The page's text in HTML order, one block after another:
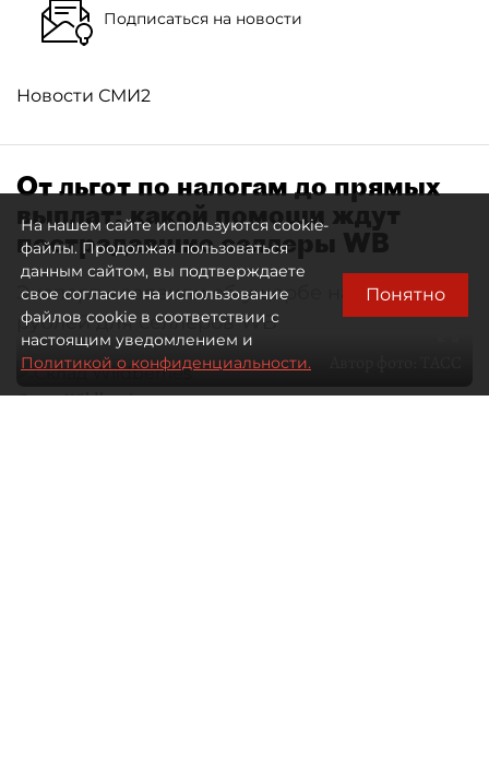
Подписаться на новости
Новости СМИ2
От льгот по налогам до прямых
выплат: какой помощи ждут
пострадавшие селлеры WB
Эксперты заявили об ущербе на 300 млрд
рублей для селлеров WB
Склад Wildberries
На нашем сайте используются cookie-
файлы. Продолжая пользоваться
данным сайтом, вы подтверждаете
свое согласие на использование
файлов cookie в соответствии с
настоящим уведомлением и
Политикой о конфиденциальности.
Понятно